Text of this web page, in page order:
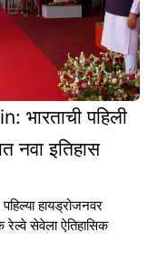
पहिली
नवा इतिहास
हायड्रोजनवर
रेल्वे सेवेला ऐतिहासिक